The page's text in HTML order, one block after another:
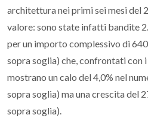
architettura nei primi sei mesi del
valore: sono state infatti bandite
per un importo complessivo di
sopra soglia) che, confrontati con
mostrano un calo del 4,0% nel
sopra soglia) ma una crescita del
sopra soglia).